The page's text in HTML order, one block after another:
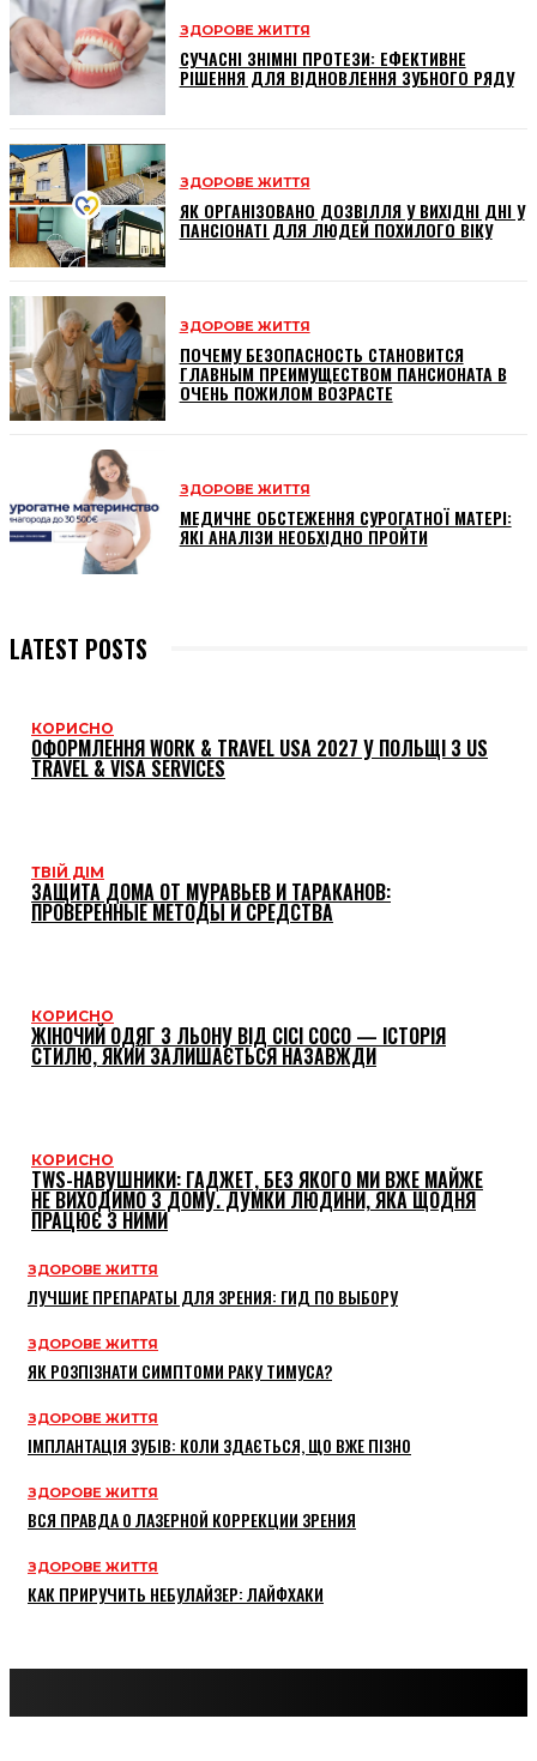
ЗДОРОВЕ ЖИТТЯ
СУЧАСНІ ЗНІМНІ ПРОТЕЗИ: ЕФЕКТИВНЕ
РІШЕННЯ ДЛЯ ВІДНОВЛЕННЯ ЗУБНОГО РЯДУ
ЗДОРОВЕ ЖИТТЯ
ЯК ОРГАНІЗОВАНО ДОЗВІЛЛЯ У ВИХІДНІ ДНІ У
ПАНСІОНАТІ ДЛЯ ЛЮДЕЙ ПОХИЛОГО ВІКУ
ЗДОРОВЕ ЖИТТЯ
ПОЧЕМУ БЕЗОПАСНОСТЬ СТАНОВИТСЯ
ГЛАВНЫМ ПРЕИМУЩЕСТВОМ ПАНСИОНАТА В
ОЧЕНЬ ПОЖИЛОМ ВОЗРАСТЕ
ЗДОРОВЕ ЖИТТЯ
МЕДИЧНЕ ОБСТЕЖЕННЯ СУРОГАТНОЇ МАТЕРІ:
ЯКІ АНАЛІЗИ НЕОБХІДНО ПРОЙТИ
LATEST POSTS
КОРИСНО
ОФОРМЛЕННЯ WORK & TRAVEL USA 2027 У ПОЛЬЩІ З US
TRAVEL & VISA SERVICES
ТВІЙ ДІМ
ЗАЩИТА ДОМА ОТ МУРАВЬЕВ И ТАРАКАНОВ:
ПРОВЕРЕННЫЕ МЕТОДЫ И СРЕДСТВА
КОРИСНО
ЖІНОЧИЙ ОДЯГ З ЛЬОНУ ВІД CICI COCO — ІСТОРІЯ
СТИЛЮ, ЯКИЙ ЗАЛИШАЄТЬСЯ НАЗАВЖДИ
КОРИСНО
TWS-НАВУШНИКИ: ГАДЖЕТ, БЕЗ ЯКОГО МИ ВЖЕ МАЙЖЕ
НЕ ВИХОДИМО З ДОМУ. ДУМКИ ЛЮДИНИ, ЯКА ЩОДНЯ
ПРАЦЮЄ З НИМИ
ЗДОРОВЕ ЖИТТЯ
ЛУЧШИЕ ПРЕПАРАТЫ ДЛЯ ЗРЕНИЯ: ГИД ПО ВЫБОРУ
ЗДОРОВЕ ЖИТТЯ
ЯК РОЗПІЗНАТИ СИМПТОМИ РАКУ ТИМУСА?
ЗДОРОВЕ ЖИТТЯ
ІМПЛАНТАЦІЯ ЗУБІВ: КОЛИ ЗДАЄТЬСЯ, ЩО ВЖЕ ПІЗНО
ЗДОРОВЕ ЖИТТЯ
ВСЯ ПРАВДА О ЛАЗЕРНОЙ КОРРЕКЦИИ ЗРЕНИЯ
ЗДОРОВЕ ЖИТТЯ
КАК ПРИРУЧИТЬ НЕБУЛАЙЗЕР: ЛАЙФХАКИ